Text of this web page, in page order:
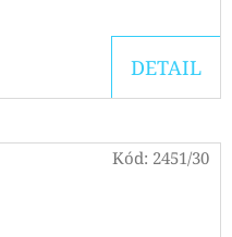
DETAIL
Kód: 2451/30